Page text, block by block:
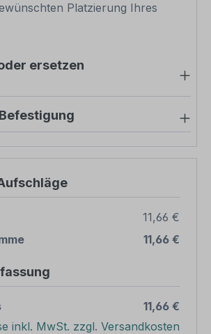
Platzierung Ihres
ersetzen
11,66 €
11,66 €
11,66 €
inkl. MwSt. zzgl. Versandkosten